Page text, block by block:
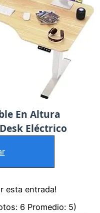
En Altura
Eléctrico
esta entrada!
6 Promedio: 5)